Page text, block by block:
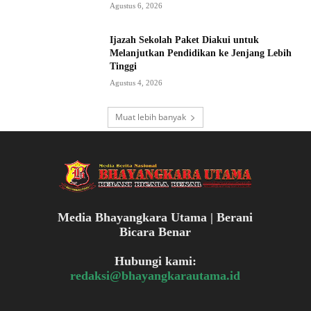
Agustus 6, 2026
Ijazah Sekolah Paket Diakui untuk
Melanjutkan Pendidikan ke Jenjang Lebih
Tinggi
Agustus 4, 2026
Muat lebih banyak
Media Bhayangkara Utama | Berani
Bicara Benar
Hubungi kami:
redaksi@bhayangkarautama.id